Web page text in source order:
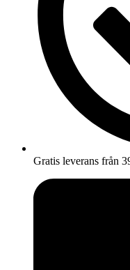
Gratis leverans från